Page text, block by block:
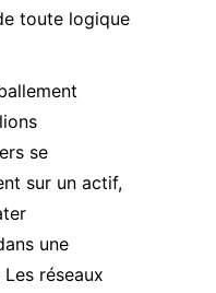
toute logique
se
sur un actif,
une
réseaux